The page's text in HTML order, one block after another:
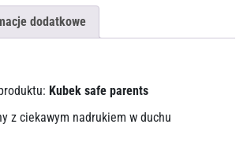
dodatkowe
Kubek safe parents
z ciekawym nadrukiem w duchu